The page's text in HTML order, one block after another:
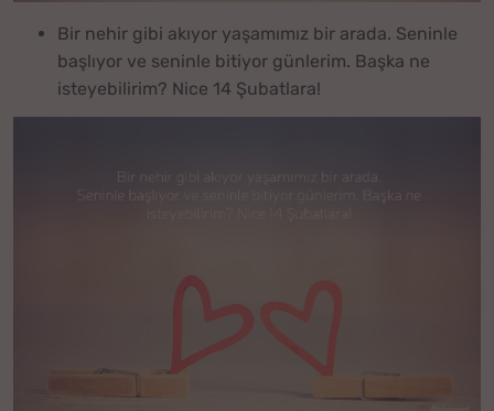
Bir nehir gibi akıyor yaşamımız bir arada. Seninle
başlıyor ve seninle bitiyor günlerim. Başka ne
isteyebilirim? Nice 14 Şubatlara!